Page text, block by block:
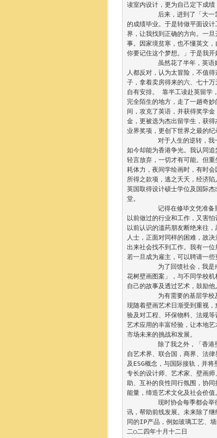
读室内设计，更为自己定下成
的成绩毕业。于是转做平面设
界，让我找到正确的方向。一
事。因家境贫寒，也不懂英文
你要记住这个梦想。」于是我
人都反对，认为太冒险，不值
子，拿着卖房得来的六、七十
自有安排。 靠半工读赴英留学
完全陌生的地方，走了一趟奇
间，攻克了英语，并获得奖学
金，更被选为杰出留学生，获
业界奖项，更创下世界之最的纪
如今却能为香港争光。我认同
轻言放弃，一切才有可能。但
耗体力，夜间学绘画时，有时
所得之款项，逃之夭夭，经济
英国取得设计硕士学位及国际
堂。
	记得在修毕文凭准备重投社会时，却连寄履历表和出席面试应征的勇气也没有，担心见工时，要坦白我
以前做过的行业和工作，又害
以前认识的滥药朋友断绝来往
人士，正面对同样的困难，故
出来社会找不到工作。我有一
若一旦成为雇主，可以聘请一
花树壁画图案」，与不同学校
自己的故事及透过艺术，鼓励
现随着壁画艺术日渐受到重视
验及对工程、环保物料、法规
艺术应用的丰富经验，让本地
市场未来的挑战和发展。
自艺术界、联合国，商界、法
及ESG概念，与国际接轨，并
专长的设计师、艺术家、壁画
助、互补的良性同行氛围，协
能量，缔造艺术文化及社会价值
	现时协会每季都会举行交流活动，邀请艺术家分享创作心路历程和现时面对的难题，交流行内最新资
讯，帮助前线发展。未来除了
同的IP产品，例如玻璃工艺、
二○二四年十月十二日